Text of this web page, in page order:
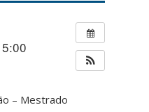
– Mestrado